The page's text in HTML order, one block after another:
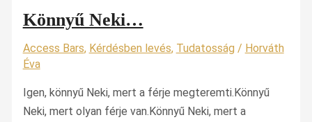
Könnyű Neki…
Access Bars, Kérdésben levés, Tudatosság / Horváth
Éva
Igen, könnyű Neki, mert a férje megteremti.Könnyű
Neki, mert olyan férje van.Könnyű Neki, mert a